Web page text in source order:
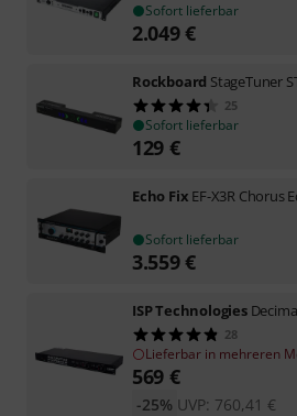
Sofort lieferbar
2.049€
Rockboard StageTuner
25
Sofort lieferbar
129 €
Echo Fix EF-X3R Chorus
Sofort lieferbar
3.559€
ISP Technologies
28
Lieferbar in mehreren
569 €
UVP: 760,41 €
-25%